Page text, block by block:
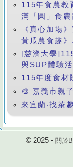
115年食農教
滿「圓」食
《真心加場
黃瓜農食趣
[慈濟大學
與SUP體驗
115年度食材
🎨 嘉義市親
來宜蘭‧找茶
© 2025 - 關於